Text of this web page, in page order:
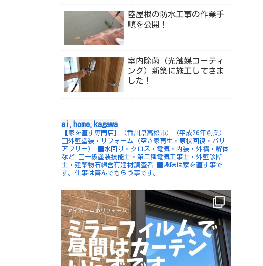
陸屋根の防水工事の作業手
順を公開！
室内除菌（光触媒コーティ
ング）新築に施工してきま
した！
ai.home.kagawa
【家を直す専門店】（香川県高松市）（平成26年創業）
□外壁塗装・リフォーム（空き家再生・原状回復・バリ
アフリー）
■水回り・クロス・電気・内装・外構・解体
など □一級塗装技能士・第二種電気工事士・外壁診断
士・建築物石綿含有建材調査者 ■趣味は家を直す事で
す。仕事は喜んでもらう事です。